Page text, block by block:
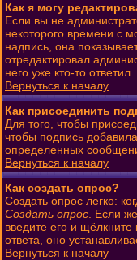
Как я могу
Если вы не
некоторого времени с
надпись, она
отредактировал
него уже кто-то ответил.
Вернуться к началу
Как присоединить
Для того, чтобы
чтобы подпись
определенных
Вернуться к началу
Как создать опрос?
Создать опрос легко:
Создать опрос . Если
введите его и щёлкните
ответа, оно
Вернуться к началу